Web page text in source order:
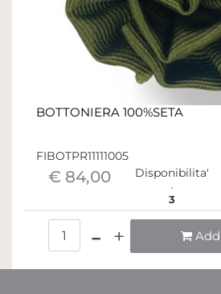
BOTTONIERA 100%SETA
FIBOTPR11111005
€ 84,00 Disponibilita'
3